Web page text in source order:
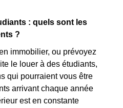
: quels sont les
?
immobilier, ou prévoyez
le louer à des étudiants,
qui pourraient vous être
arrivant chaque année
est en constante